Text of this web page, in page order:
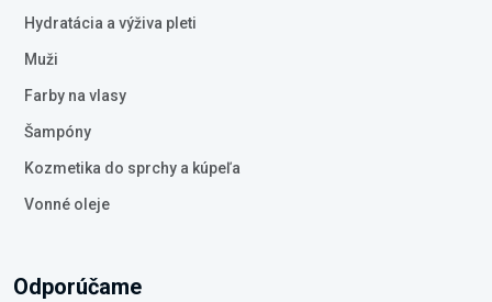
Hydratácia a výživa pleti
Muži
Farby na vlasy
Šampóny
Kozmetika do sprchy a kúpeľa
Vonné oleje
Odporúčame